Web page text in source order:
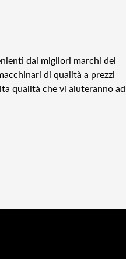
dai migliori marchi del
di qualità a prezzi
qualità che vi aiuteranno ad